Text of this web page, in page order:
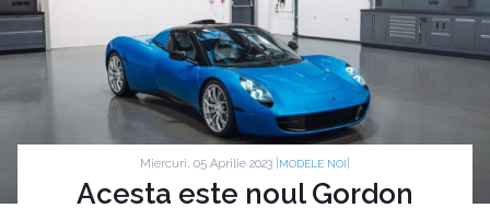
Miercuri, 05 Aprilie 2023 | MODELE NOI
Acesta este noul Gordon